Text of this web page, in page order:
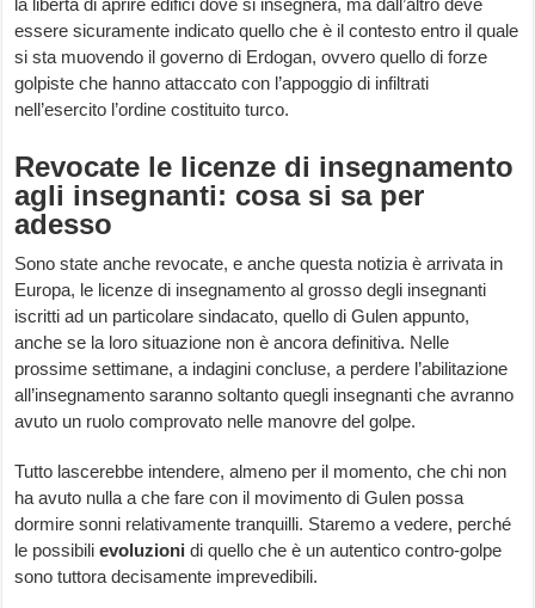
la libertà di aprire edifici dove si insegnerà, ma dall’altro deve
essere sicuramente indicato quello che è il contesto entro il quale
si sta muovendo il governo di Erdogan, ovvero quello di forze
golpiste che hanno attaccato con l’appoggio di infiltrati
nell’esercito l’ordine costituito turco.
Revocate le licenze di insegnamento
agli insegnanti: cosa si sa per
adesso
Sono state anche revocate, e anche questa notizia è arrivata in
Europa, le licenze di insegnamento al grosso degli insegnanti
iscritti ad un particolare sindacato, quello di Gulen appunto,
anche se la loro situazione non è ancora definitiva. Nelle
prossime settimane, a indagini concluse, a perdere l’abilitazione
all’insegnamento saranno soltanto quegli insegnanti che avranno
avuto un ruolo comprovato nelle manovre del golpe.
Tutto lascerebbe intendere, almeno per il momento, che chi non
ha avuto nulla a che fare con il movimento di Gulen possa
dormire sonni relativamente tranquilli. Staremo a vedere, perché
le possibilievoluzioni di quello che è un autentico contro-golpe
sono tuttora decisamente imprevedibili.